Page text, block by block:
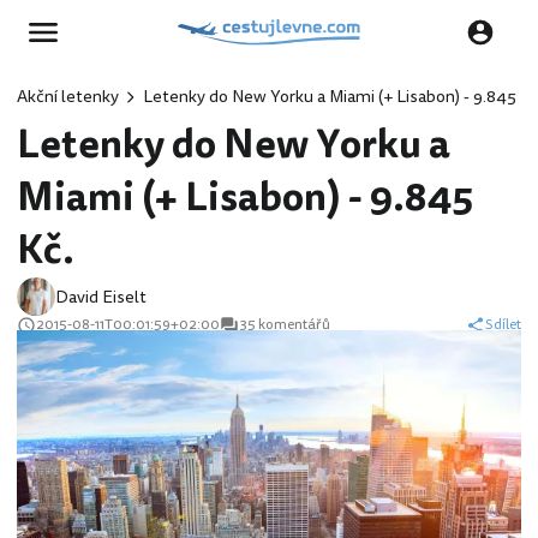
Akční letenky Letenky do New Yorku a Miami (+ Lisabon) - 9.845
Letenky do New Yorku a
Miami (+ Lisabon) - 9.845
Kč.
David Eiselt
2015-08-11T00:01:59+02:00 35 komentářů Sdílet